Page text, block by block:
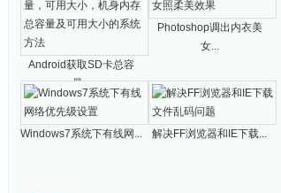
Android获取SD卡总容
量...
Photoshop调出内衣美
女...
Windows7系统下有线网... 解决FF浏览器和IE下载...